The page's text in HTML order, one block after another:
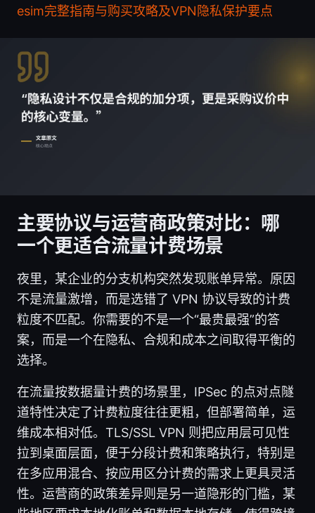
esim完整指南与购买攻略及VPN隐私保护要点
主要协议与运营商政策对比：哪
一个更适合流量计费场景
夜里，某企业的分支机构突然发现账单异常。原因
不是流量激增，而是选错了 VPN 协议导致的计费
粒度不匹配。你需要的不是一个“最贵最强”的答
案，而是一个在隐私、合规和成本之间取得平衡的
选择。
在流量按数据量计费的场景里，IPSec 的点对点隧
道特性决定了计费粒度往往更粗，但部署简单，运
维成本相对低。TLS/SSL VPN 则把应用层可见性
拉到桌面层面，便于分段计费和策略执行，特别是
在多应用混合、按应用区分计费的需求上更具灵活
性。运营商的政策差异则是另一道隐形的门槛，某